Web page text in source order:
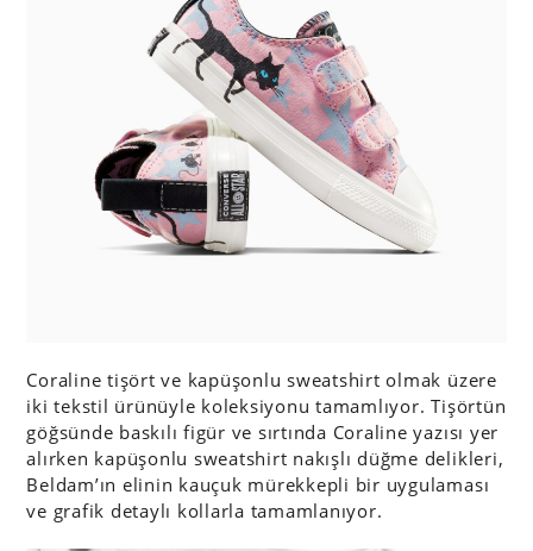
Coraline tişört ve kapüşonlu sweatshirt olmak üzere
iki tekstil ürünüyle koleksiyonu tamamlıyor. Tişörtün
göğsünde baskılı figür ve sırtında Coraline yazısı yer
alırken kapüşonlu sweatshirt nakışlı düğme delikleri,
Beldam’ın elinin kauçuk mürekkepli bir uygulaması
ve grafik detaylı kollarla tamamlanıyor.